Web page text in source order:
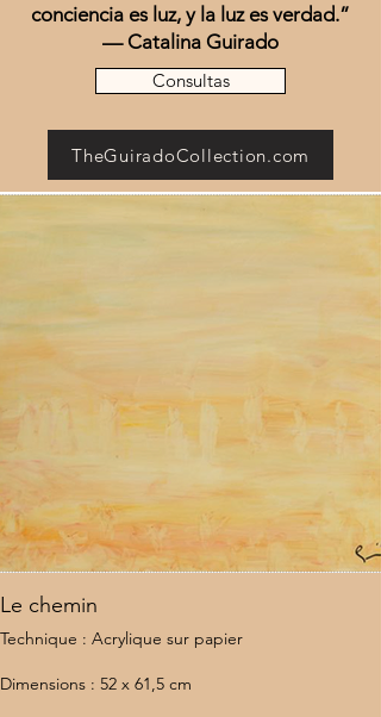
conciencia es luz, y la luz es verdad.”
— Catalina Guirado
Consultas
TheGuiradoCollection.com
Le chemin
Technique : Acrylique sur papier
Dimensions : 52 x 61,5 cm